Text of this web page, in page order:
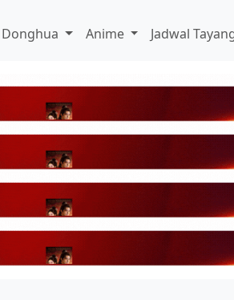
Donghua Anime Jadwal